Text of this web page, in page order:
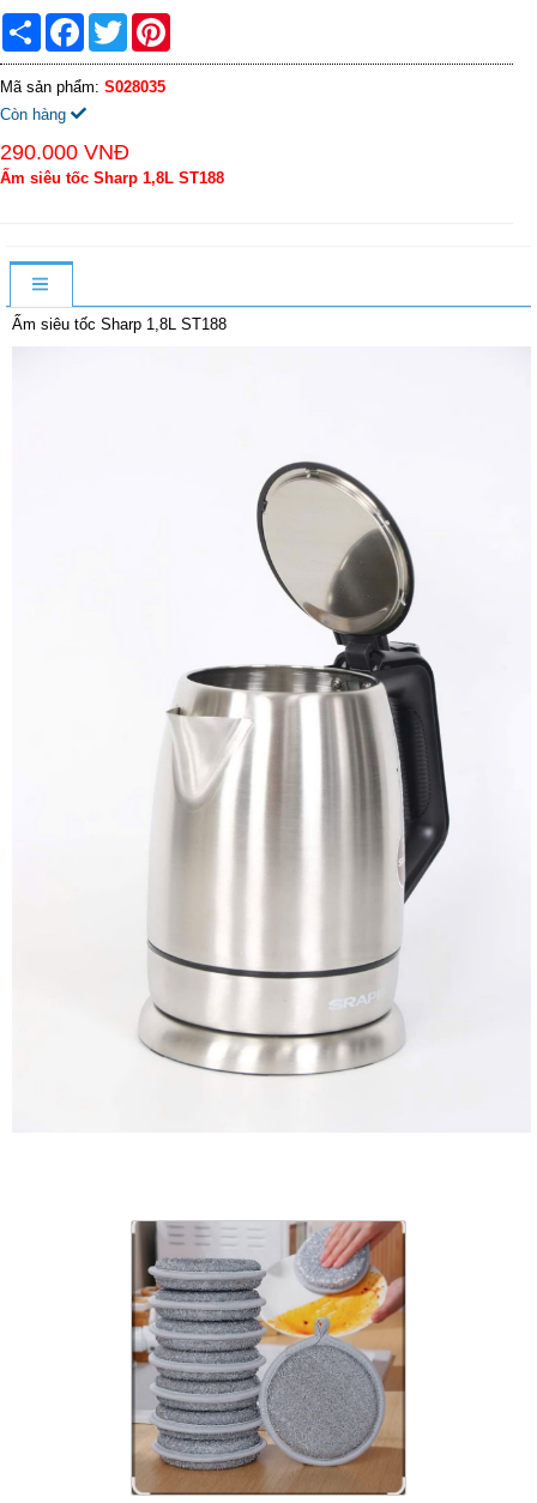
Share FacebookTwitter
Mã sản phẩm: S028035
Còn hàng
290.000 VNĐ
Ấm siêu tốc Sharp 1,8L ST188
Ấm siêu tốc Sharp 1,8L ST188